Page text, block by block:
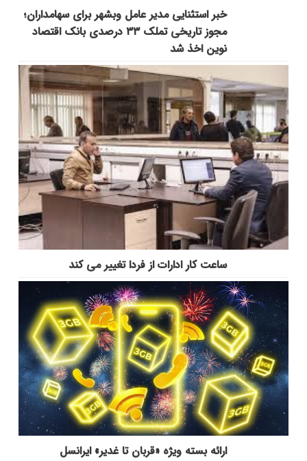
خبر استثنایی مدیر عامل وبشهر برای سهامداران؛
مجوز تاریخی تملک ۳۳ درصدی بانک اقتصاد
نوین اخذ شد
ساعت کار ادارات از فردا تغییر می کند
ارائه بسته ویژه «قربان تا غدیر» ایرانسل